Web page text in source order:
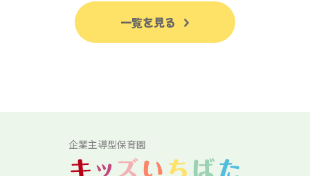
一覧を見る
企業主導型保育園